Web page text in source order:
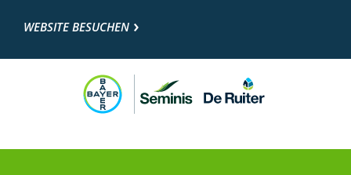
WEBSITE BESUCHEN